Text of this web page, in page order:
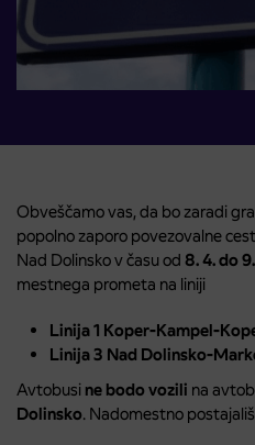
Obveščamo vas, da bo zaradi
popolno zaporo povezovalne
Nad Dolinsko v času od 8. 4. do
mestnega prometa na liniji
Linija 1 Koper-Kampel-
Linija 3 Nad Dolinsko-
Avtobusi ne bodo vozili na
Dolinsko. Nadomestno